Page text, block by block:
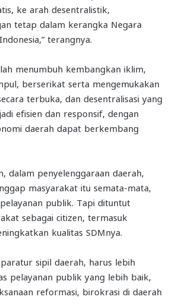
ke arah desentralistik,
tetap dalam kerangka Negara
terangnya.
menumbuh kembangkan iklim,
berserikat serta mengemukakan
terbuka, dan desentralisasi yang
efisien dan responsif, dengan
daerah dapat berkembang
dalam penyelenggaraan daerah,
masyarakat itu semata-mata,
publik. Tapi dituntut
sebagai citizen, termasuk
kualitas SDMnya.
sipil daerah, harus lebih
pelayanan publik yang lebih baik,
reformasi, birokrasi di daerah